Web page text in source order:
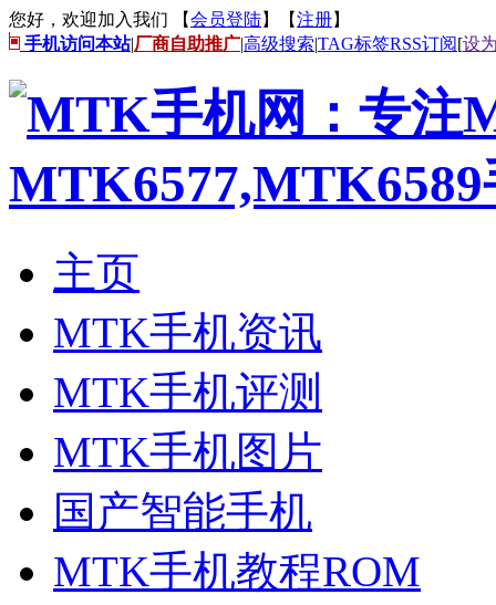
您好，欢迎加入我们 【会员登陆】【注册】
手机访问本站|厂商自助推广|高级搜索|TAG标签RSS订阅[设
主页
MTK手机资讯
MTK手机评测
MTK手机图片
国产智能手机
MTK手机教程ROM